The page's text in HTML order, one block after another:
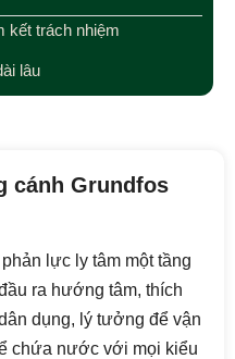
kết trách nhiệm
lâu
cánh Grundfos
lực ly tâm một tầng
ra hướng tâm, thích
dụng, lý tưởng để vận
chứa nước với mọi kiểu